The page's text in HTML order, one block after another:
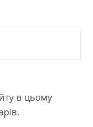
в цьому